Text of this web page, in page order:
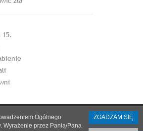
15.
Ogólnego
Wyrażenie przez Panią/Pana
ZGADZAM SIĘ